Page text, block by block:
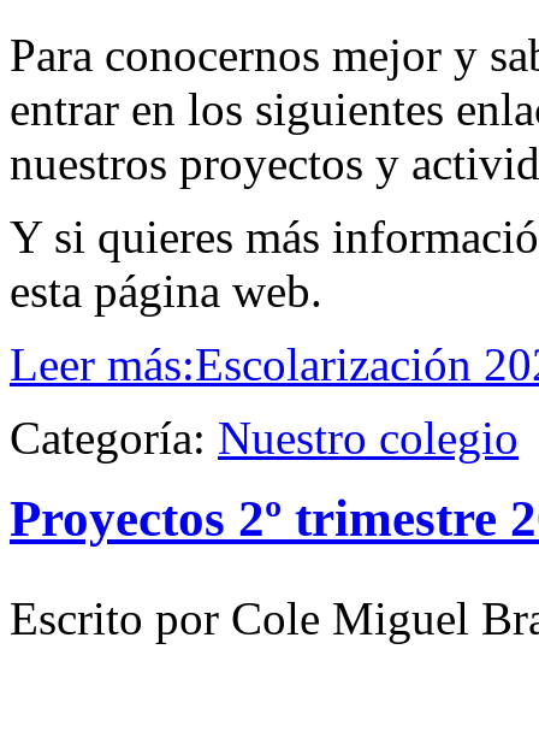
Para conocernos mejor y
entrar en los siguientes
nuestros proyectos y
Y si quieres más
esta página web.
Leer más:Escolarización
Categoría: Nuestro colegio
Proyectos 2º trimestre
Escrito por Cole Miguel